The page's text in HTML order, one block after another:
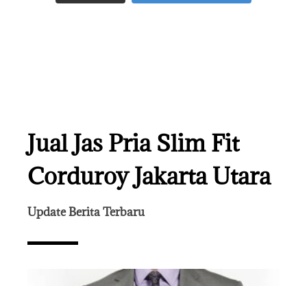
Jual Jas Pria Slim Fit
Corduroy Jakarta Utara
Update Berita Terbaru